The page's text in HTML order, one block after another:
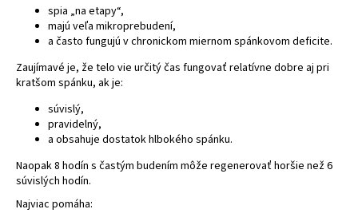
spia „na etapy“,
majú veľa mikroprebudení,
a často fungujú v chronickom miernom spánkovom deficite.
Zaujímavé je, že telo vie určitý čas fungovať relatívne dobre aj pri
kratšom spánku, ak je:
súvislý,
pravidelný,
a obsahuje dostatok hlbokého spánku.
Naopak 8 hodín s častým budením môže regenerovať horšie než 6
súvislých hodín.
Najviac pomáha:
HĽADAŤ